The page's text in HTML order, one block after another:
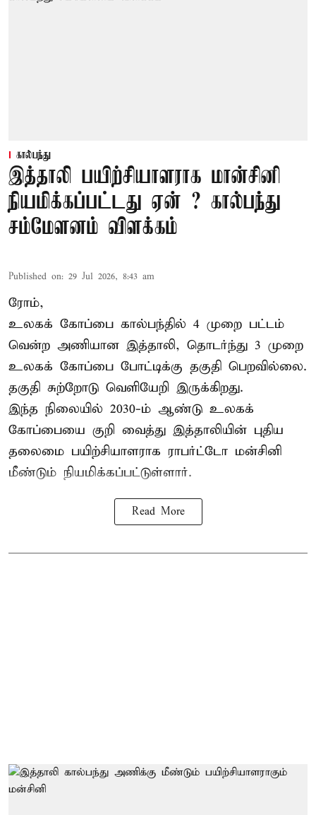
கால்பந்து
இத்தாலி பயிற்சியாளராக மான்சினி
நியமிக்கப்பட்டது ஏன் ? கால்பந்து
சம்மேளனம் விளக்கம்
Published on: 29 Jul 2026, 8:43 am
ரோம்,
உலகக் கோப்பை கால்பந்தில் 4 முறை பட்டம்
வென்ற அணியான இத்தாலி, தொடர்ந்து 3 முறை
உலகக் கோப்பை போட்டிக்கு தகுதி பெறவில்லை.
தகுதி சுற்றோடு வெளியேறி இருக்கிறது.
இந்த நிலையில் 2030-ம் ஆண்டு உலகக்
கோப்பையை குறி வைத்து இத்தாலியின் புதிய
தலைமை பயிற்சியாளராக ராபர்ட்டோ மன்சினி
மீண்டும் நியமிக்கப்பட்டுள்ளார்.
Read More